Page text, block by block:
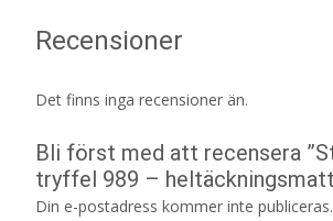
Recensioner
Det finns inga recensioner än.
Bli först med att recensera
tryffel 989 –
Din e-postadress kommer inte publiceras.